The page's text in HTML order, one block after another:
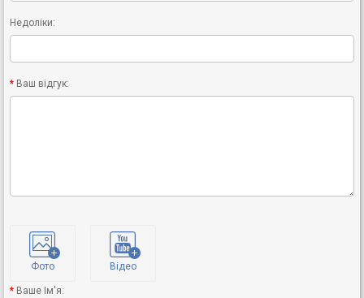
Недоліки:
Ваш відгук:
Фото Відео
Ваше Ім'я: